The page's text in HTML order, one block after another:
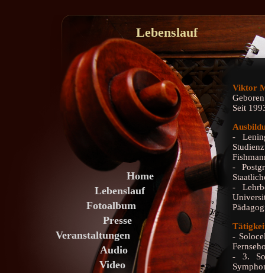
Lebenslauf
Home
Lebenslauf
Fotoalbum
Presse
Veranstaltungen
Audio
Video
Viktor
Seit
-
-
-
-
- 3.